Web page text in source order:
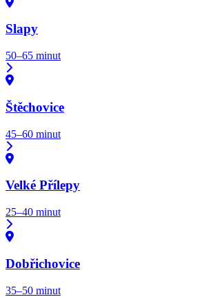
Slapy
50–65 minut
Štěchovice
45–60 minut
Velké Přílepy
25–40 minut
Dobřichovice
35–50 minut